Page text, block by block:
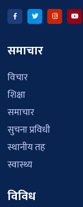
समाचार
विचार
शिक्षा
समाचार
सुचना प्रविधी
स्थानीय तह
स्वास्थ्य
विविध